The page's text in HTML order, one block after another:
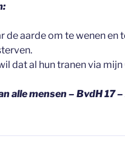
de aarde om te wenen
dat al hun tranen via mijn
alle mensen – BvdH 17